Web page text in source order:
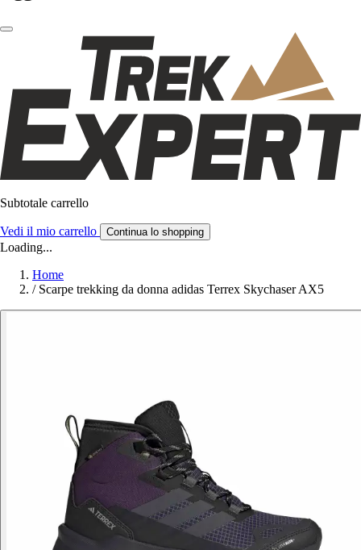
Subtotale carrello
Vedi il mio carrello Continua lo shopping
Loading...
Home
/ Scarpe trekking da donna adidas Terrex Skychaser AX5